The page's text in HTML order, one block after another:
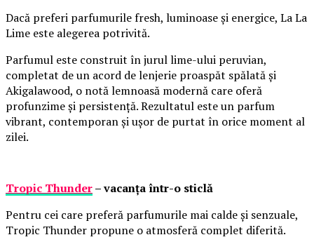
Dacă preferi parfumurile fresh, luminoase și energice, La La
Lime este alegerea potrivită.
Parfumul este construit în jurul lime-ului peruvian,
completat de un acord de lenjerie proaspăt spălată și
Akigalawood, o notă lemnoasă modernă care oferă
profunzime și persistență. Rezultatul este un parfum
vibrant, contemporan și ușor de purtat în orice moment al
zilei.
Tropic Thunder– vacanța într-o sticlă
Pentru cei care preferă parfumurile mai calde și senzuale,
Tropic Thunder propune o atmosferă complet diferită.